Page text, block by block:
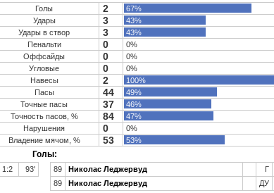
Голы 2
67%
Удары 3
43%
Удары в створ 3
43%
Пенальти 0
0%
Оффсайды 0
0%
Угловые 0
0%
Навесы 2
100%
Пасы 44
49%
Точные пасы 37
46%
Точность пасов, % 84
47%
Нарушения 0
0%
Владение мячом, % 53 53%
Голы:
1:2 93' 89 Николас Леджервуд Г
89
Николас Леджервуд ДУ